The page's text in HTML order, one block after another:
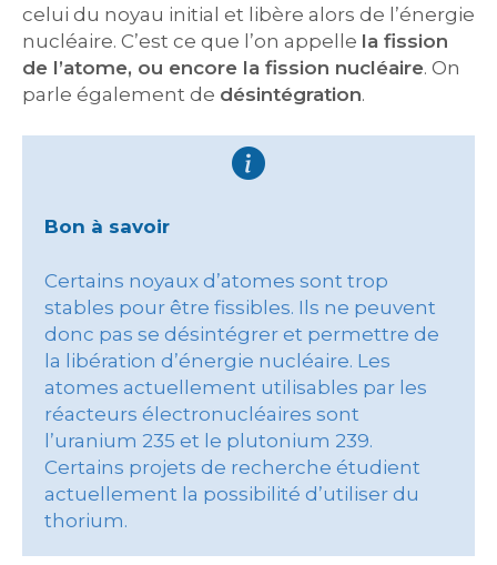
celui du noyau initial et libère alors de l’énergie
nucléaire. C’est ce que l’on appelle la fission
de l’atome, ou encore la fission nucléaire. On
parle également de désintégration.
Bon à savoir
Certains noyaux d’atomes sont trop
stables pour être fissibles. Ils ne peuvent
donc pas se désintégrer et permettre de
la libération d’énergie nucléaire. Les
atomes actuellement utilisables par les
réacteurs électronucléaires sont
l’uranium 235 et le plutonium 239.
Certains projets de recherche étudient
actuellement la possibilité d’utiliser du
thorium.